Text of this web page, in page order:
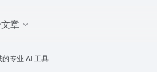
章
专业 AI 工具